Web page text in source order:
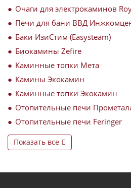
Очаги для электрокаминов
Печи для бани ВВД
Баки ИзиСтим (Easysteam)
Биокамины Zefire
Каминные топки Мета
Камины Экокамин
Каминные топки Экокамин
Отопительные печи
Отопительные печи Feringer
Показать все